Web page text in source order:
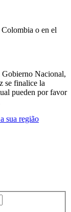
o en el
Gobierno Nacional,
se finalice la
pueden por favor
sua região